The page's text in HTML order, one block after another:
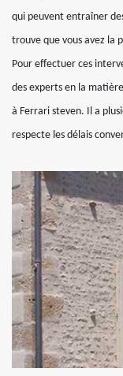
qui peuvent entraîner
trouve que vous avez la
Pour effectuer ces
des experts en la
à Ferrari steven. Il a
respecte les délais